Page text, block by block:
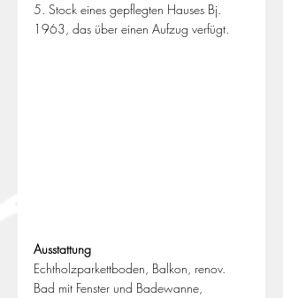
5. Stock eines gepflegten Hauses Bj.
1963, das über einen Aufzug verfügt.
Ausstattung
Echtholzparkettboden, Balkon, renov.
Bad mit Fenster und Badewanne,